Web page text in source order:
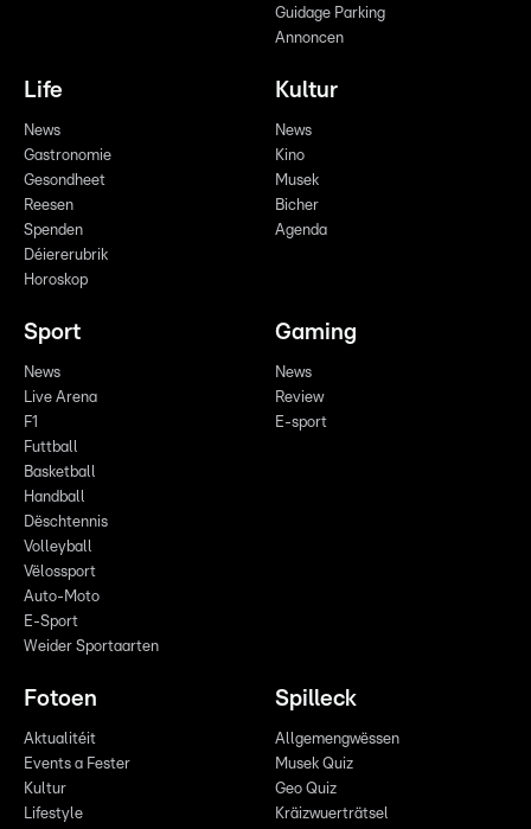
Guidage Parking
Annoncen
Life
News
Gastronomie
Gesondheet
Reesen
Spenden
Déiererubrik
Horoskop
Kultur
News
Kino
Musek
Bicher
Agenda
Sport
News
Live Arena
F1
Futtball
Basketball
Handball
Dëschtennis
Volleyball
Vëlossport
Auto-Moto
E-Sport
Weider Sportaarten
Gaming
News
Review
E-sport
Fotoen
Aktualitéit
Events a Fester
Kultur
Lifestyle
Spilleck
Allgemengwëssen
Musek Quiz
Geo Quiz
Kräizwuerträtsel